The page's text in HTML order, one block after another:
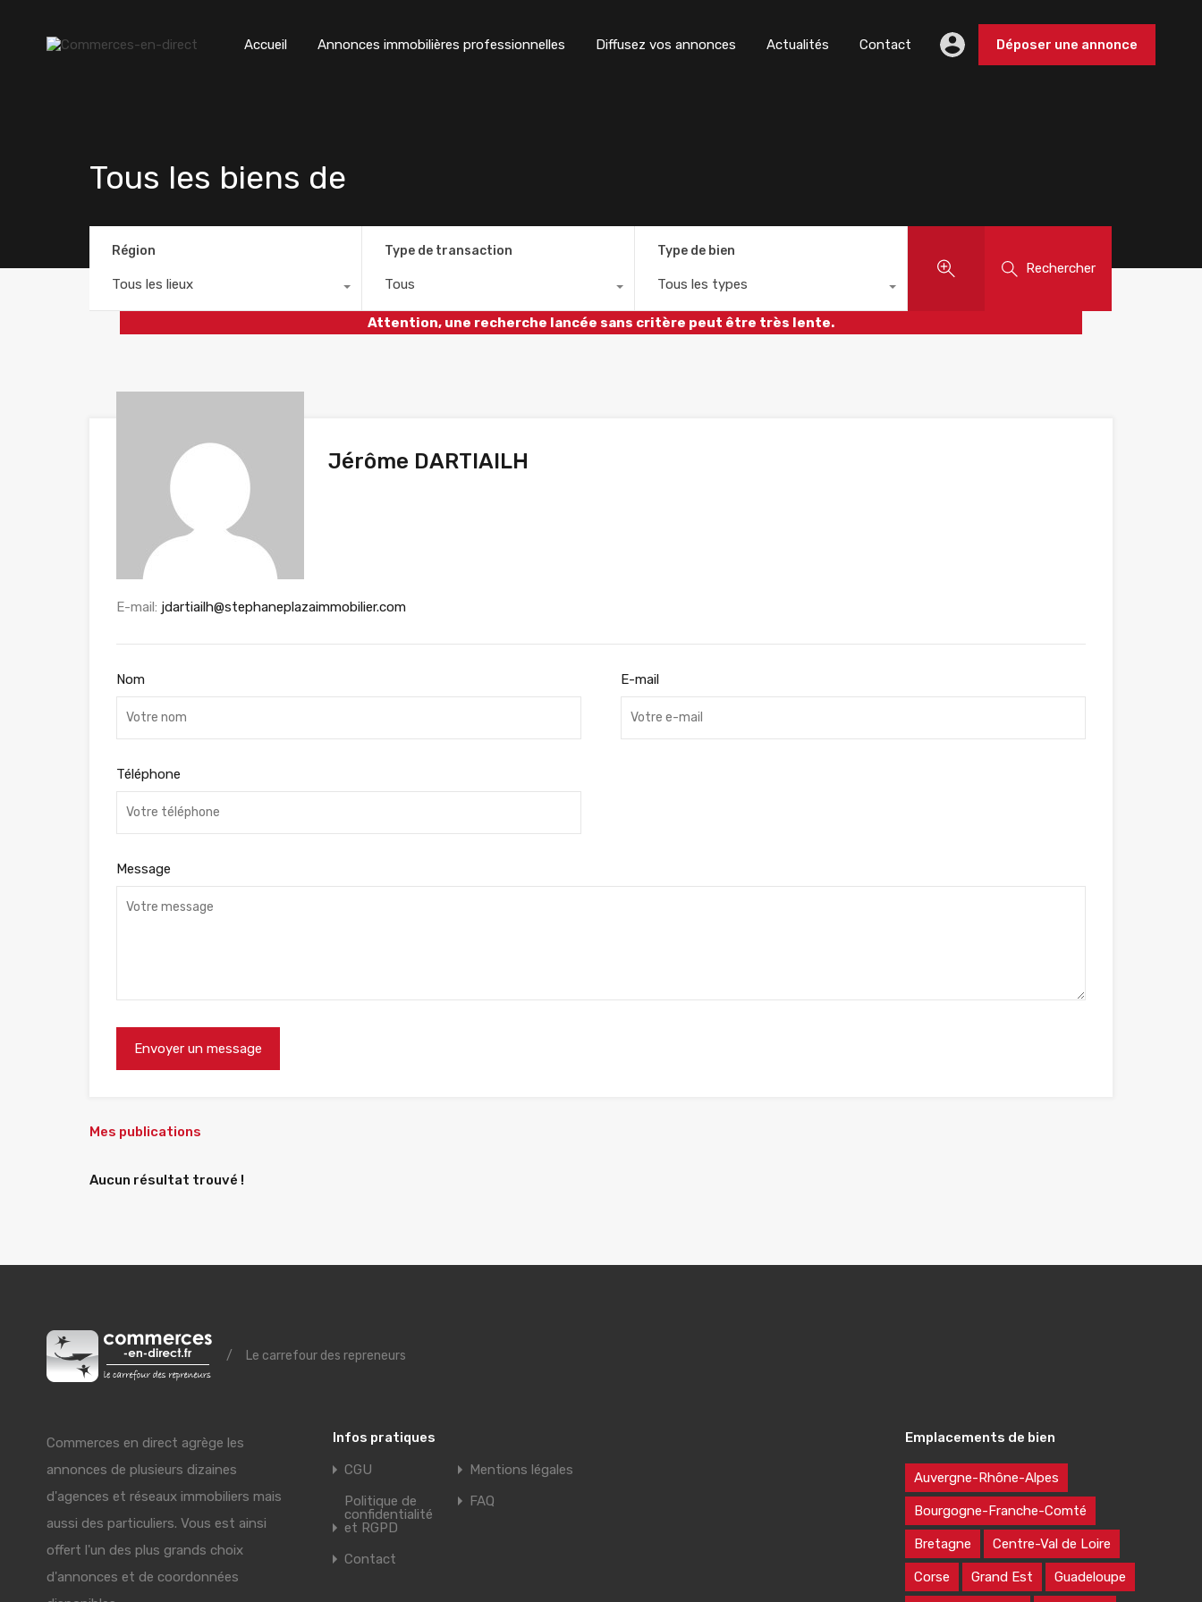
Accueil Annonces immobilières professionnelles Diffusez vos annonces Actualités Contact Déposer une annonce
Tous les biens de
Région
Tous les lieux
Type de transaction
Tous
Type de bien
Tous les types
Rechercher
Attention, une recherche lancée sans critère peut être très lente.
Jérôme DARTIAILH
E-mail: jdartiailh@stephaneplazaimmobilier.com
Nom E-mail
Téléphone
Message
Mes publications
Aucun résultat trouvé !
/ Le carrefour des repreneurs
Commerces en direct agrège les
annonces de plusieurs dizaines
d'agences et réseaux immobiliers mais
aussi des particuliers. Vous est ainsi
offert l'un des plus grands choix
d'annonces et de coordonnées
Infos pratiques
CGU
Mentions légales
Politique de
confidentialité
et RGPD
FAQ
Contact
Emplacements de bien
Auvergne-Rhône-Alpes
Bourgogne-Franche-Comté
Bretagne Centre-Val de Loire
Corse Grand Est Guadeloupe